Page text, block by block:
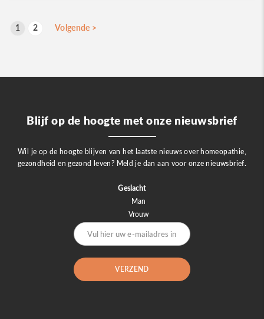
1 2 Volgende >
Blijf op de hoogte met onze nieuwsbrief
Wil je op de hoogte blijven van het laatste nieuws over homeopathie,
gezondheid en gezond leven? Meld je dan aan voor onze nieuwsbrief.
Geslacht
Man
Vrouw